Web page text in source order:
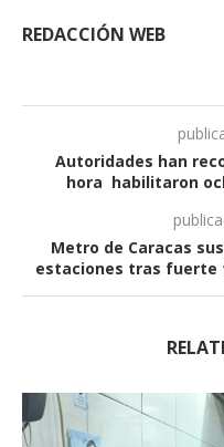
REDACCIÓN WEB
Autoridades han
hora habilitaron
Metro de Caracas
estaciones tras fuerte